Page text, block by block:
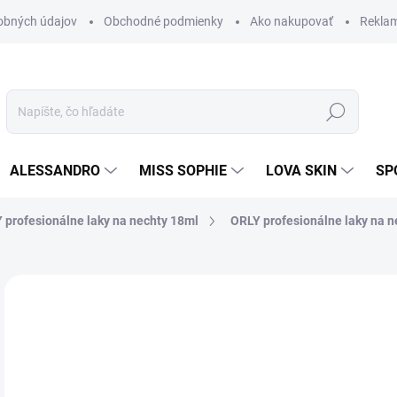
údajov Obchodné podmienky Ako nakupovať
Hľadať
ALESSANDRO MISS SOPHIE LOVA SKIN
profesionálne laky na nechty 18ml ORLY profesionálne laky na